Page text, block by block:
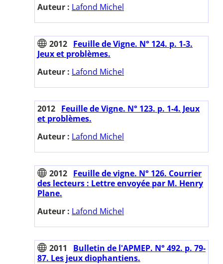
Auteur : Lafond Michel
2012 Feuille de Vigne. N° 124. p. 1-3.
Jeux et problèmes.
Auteur : Lafond Michel
2012 Feuille de Vigne. N° 123. p. 1-4. Jeux
et problèmes.
Auteur : Lafond Michel
2012 Feuille de vigne. N° 126. Courrier
des lecteurs : Lettre envoyée par M. Henry
Plane.
Auteur : Lafond Michel
2011
Bulletin de l'APMEP. N° 492. p. 79-
87. Les jeux diophantiens.